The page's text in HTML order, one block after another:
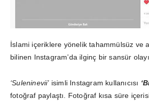
İslami içeriklere yönelik tahammülsüz ve
bilinen Instagram’da ilginç bir sansür
‘Suleninevii’isimli Instagram kullanıcısı
fotoğraf paylaştı. Fotoğraf kısa süre